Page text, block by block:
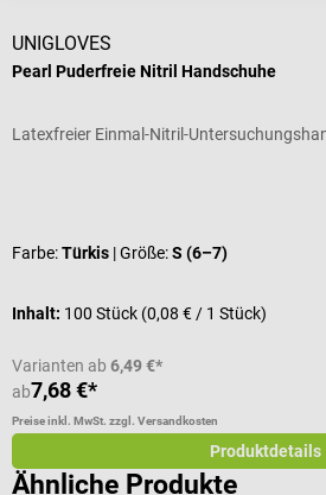
UNIGLOVES
Pearl Puderfreie Nitril Handschuhe
Latexfreier Einmal-Nitril-
Farbe:Türkis | Größe:S (6–7)
Inhalt: 100 Stück (0,08 € / 1 Stück)
Varianten ab 6,49 €*
ab7,68 €*
Preise inkl. MwSt. zzgl. Versandkosten
Produktdetails
Ähnliche Produkte